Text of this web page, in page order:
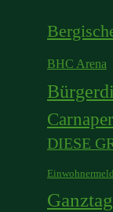
BHC Arena
DIESE